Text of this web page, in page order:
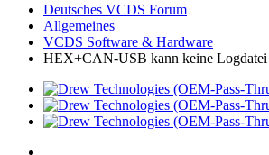
Deutsches VCDS Forum
Allgemeines
VCDS Software & Hardware
HEX+CAN-USB kann keine Logdatei